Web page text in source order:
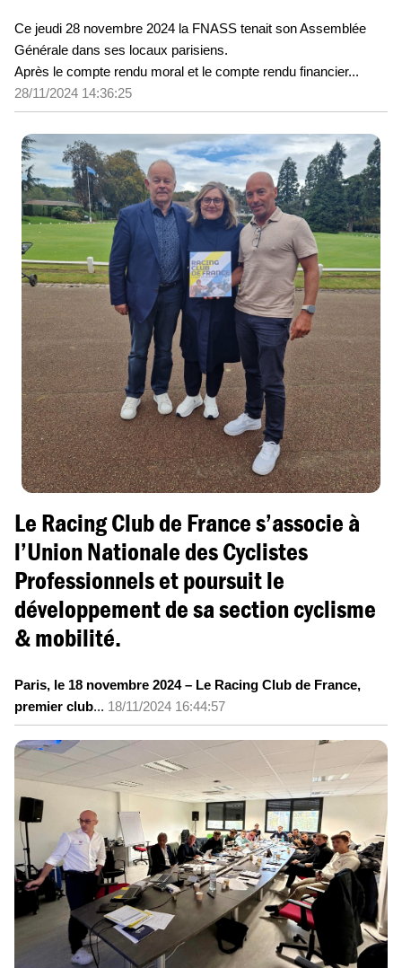
Ce jeudi 28 novembre 2024 la FNASS tenait son Assemblée
Générale dans ses locaux parisiens.
Après le compte rendu moral et le compte rendu financier...
28/11/2024 14:36:25
Le Racing Club de France s’associe à
l’Union Nationale des Cyclistes
Professionnels et poursuit le
développement de sa section cyclisme
& mobilité.
Paris, le 18 novembre 2024 – Le Racing Club de France,
premier club... 18/11/2024 16:44:57